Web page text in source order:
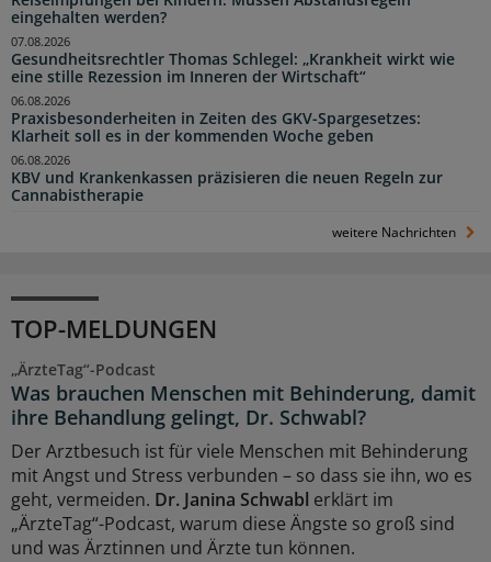
eingehalten werden?
Gesundheitsrechtler Thomas Schlegel: „Krankheit wirkt wie
eine stille Rezession im Inneren der Wirtschaft“
07.08.2026
Praxisbesonderheiten in Zeiten des GKV-Spargesetzes:
Klarheit soll es in der kommenden Woche geben
06.08.2026
KBV und Krankenkassen präzisieren die neuen Regeln zur
Cannabistherapie
06.08.2026
weitere Nachrichten
TOP-MELDUNGEN
„ÄrzteTag“-Podcast
Was brauchen Menschen mit Behinderung, damit
ihre Behandlung gelingt, Dr. Schwabl?
Der Arztbesuch ist für viele Menschen mit Behinderung
mit Angst und Stress verbunden – so dass sie ihn, wo es
geht, vermeiden. Dr. Janina Schwabl erklärt im
„ÄrzteTag“-Podcast, warum diese Ängste so groß sind
und was Ärztinnen und Ärzte tun können.